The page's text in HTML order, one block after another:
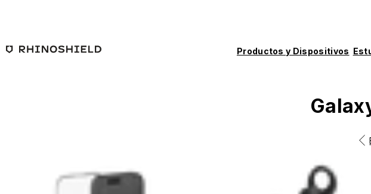
Productos y Dispositivos